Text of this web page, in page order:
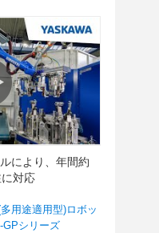
により、年間約
対応
用途適用型)ロボッ
GPシリーズ